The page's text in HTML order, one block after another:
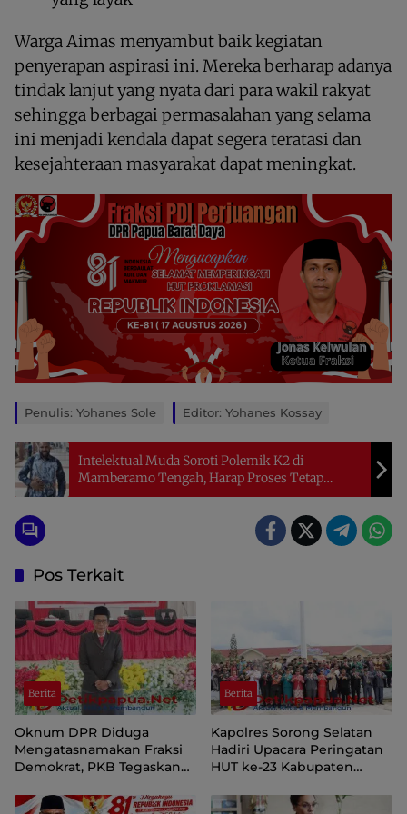
Warga Aimas menyambut baik kegiatan
penyerapan aspirasi ini. Mereka berharap adanya
tindak lanjut yang nyata dari para wakil rakyat
sehingga berbagai permasalahan yang selama
ini menjadi kendala dapat segera teratasi dan
kesejahteraan masyarakat dapat meningkat.
Penulis: Yohanes Sole Editor: Yohanes Kossay
Intelektual Muda Soroti Polemik K2 di
Mamberamo Tengah, Harap Proses Tetap
Berjalan
Pos Terkait
Berita
Oknum DPR Diduga
Mengatasnamakan Fraksi
Demokrat, PKB Tegaskan
Papua Pegunungan
Berita
Kapolres Sorong Selatan
Hadiri Upacara Peringatan
HUT ke-23 Kabupaten